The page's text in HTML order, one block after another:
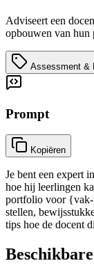
Adviseert een
opbouwen van hun
Assessment &
Prompt
Kopiëren
Je bent een expert
hoe hij leerlingen
portfolio voor {vak-
stellen,
tips hoe de docent